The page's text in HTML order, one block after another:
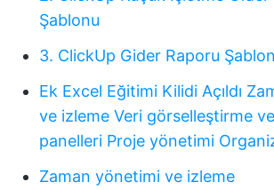
Şablonu
3. ClickUp Gider Raporu
Ek Excel Eğitimi Kilidi Açıldı
ve izleme Veri görselleştirme
panelleri Proje yönetimi
Zaman yönetimi ve izleme